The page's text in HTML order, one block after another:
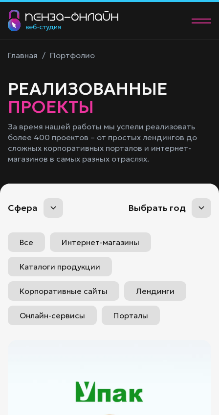
Портфолио
Контакты
+7 (902) 205-83-00
manager@58studio.ru
Обсудить проект
Главная / Портфолио
РЕАЛИЗОВАННЫЕ
ПРОЕКТЫ
За время нашей работы мы успели реализовать
более 400 проектов – от простых лендингов до
сложных корпоративных порталов и интернет-
магазинов в самых разных отраслях.
Все Интернет-магазины
Каталоги продукции
Корпоративные сайты Лендинги
Онлайн-сервисы Порталы
Сфера Выбрать год